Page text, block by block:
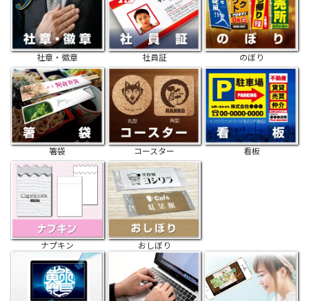
社章・徽章 社員証 のぼり
箸袋 コースター 看板
ナプキン おしぼり